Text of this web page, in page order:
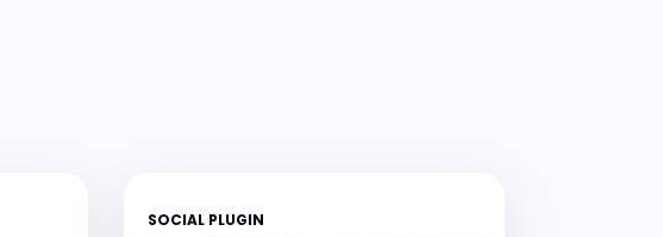
SOCIAL PLUGIN